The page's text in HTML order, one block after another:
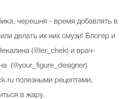
черешня - время добавлять в
делать их них смузи! Блогер и
(@ler_chek) и врач-
(@your_figure_designer)
полезными рецептами,
в жару.